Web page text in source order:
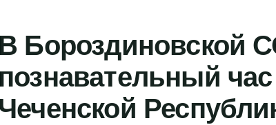
В Бороздиновской
познавательный
Чеченской